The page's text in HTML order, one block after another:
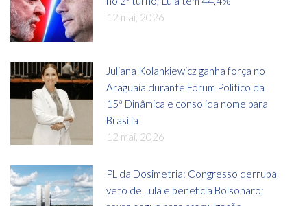
12 mai, 2026
Juliana Kolankiewicz ganha força no
Araguaia durante Fórum Político da
15ª Dinâmica e consolida nome para
Brasília
12 mai, 2026
PL da Dosimetria: Congresso derruba
veto de Lula e beneficia Bolsonaro;